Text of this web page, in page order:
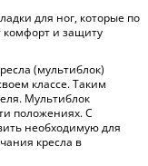
для ног, которые по
комфорт и защиту
(мультиблок)
классе. Таким
Мультиблок
положениях. С
необходимую для
кресла в